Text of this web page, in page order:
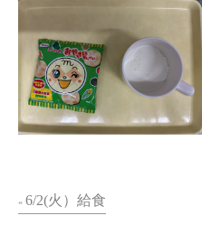
« 6/2(火）給食